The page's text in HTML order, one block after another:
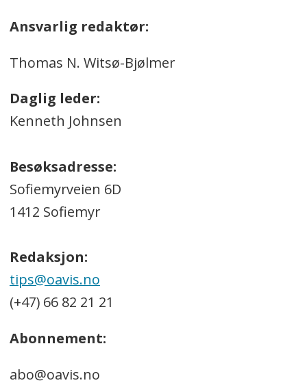
Ansvarlig redaktør:
Thomas N. Witsø-Bjølmer
Daglig leder:
Kenneth Johnsen
Besøksadresse:
Sofiemyrveien 6D
1412 Sofiemyr
Redaksjon:
tips@oavis.no
(+47) 66 82 21 21
Abonnement:
abo@oavis.no